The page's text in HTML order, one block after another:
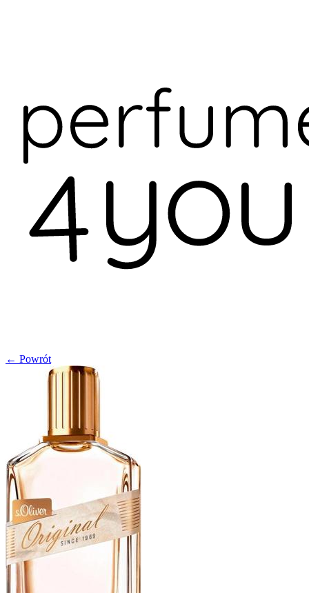
← Powrót